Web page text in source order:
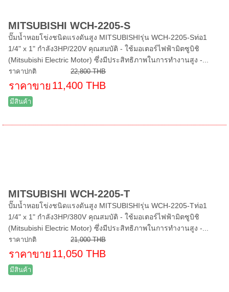
MITSUBISHI WCH-2205-S
ปั๊มน้ำหอยโข่งชนิดแรงดันสูง MITSUBISHIรุ่น WCH-2205-Sท่อ1
1/4" x 1" กำลัง3HP/220V คุณสมบัติ - ใช้มอเตอร์ไฟฟ้ามิตซูบิชิ
(Mitsubishi Electric Motor) ซึ่งมีประสิทธิภาพในการทำงานสูง -...
ราคาปกติ 22,800 THB
ราคาขาย 11,400 THB
มีสินค้า
MITSUBISHI WCH-2205-T
ปั๊มน้ำหอยโข่งชนิดแรงดันสูง MITSUBISHIรุ่น WCH-2205-Tท่อ1
1/4" x 1" กำลัง3HP/380V คุณสมบัติ - ใช้มอเตอร์ไฟฟ้ามิตซูบิชิ
(Mitsubishi Electric Motor) ซึ่งมีประสิทธิภาพในการทำงานสูง -...
ราคาปกติ 21,000 THB
ราคาขาย 11,050 THB
มีสินค้า